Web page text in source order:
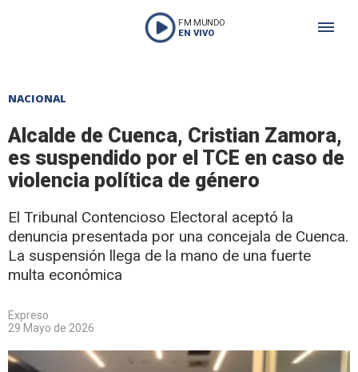
FM MUNDO
EN VIVO
NACIONAL
Alcalde de Cuenca, Cristian Zamora,
es suspendido por el TCE en caso de
violencia política de género
El Tribunal Contencioso Electoral aceptó la
denuncia presentada por una concejala de Cuenca.
La suspensión llega de la mano de una fuerte
multa económica
Expreso
29 Mayo de 2026